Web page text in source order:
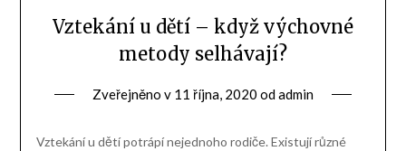
Vztekání u dětí – když výchovné
metody selhávají?
Zveřejněno v 11 října, 2020 odadmin
Vztekání u dětí potrápí nejednoho rodiče. Existují různé